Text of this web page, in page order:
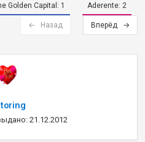
Golden Capital: 1 Aderente: 2
← Назад Вперёд →
21.12.2012